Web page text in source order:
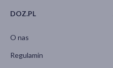
DOZ.PL
O nas
Regulamin